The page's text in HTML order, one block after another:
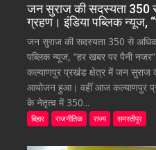
जन सुराज की सदस्यता 350
ग्रहण। इंडिया पब्लिक न्यूज,
जन सुराज की सदस्यता 350 से अधिक
पब्लिक न्यूज, “हर खबर पर पैनी
कल्याणपुर प्रखंड क्षेत्र में जन सुराज
आयोजन हुआ। वहीं आज कल्याणपुर
के नेतृत्व में 350...
बिहार राजनीतिक राज्य समस्तीपुर